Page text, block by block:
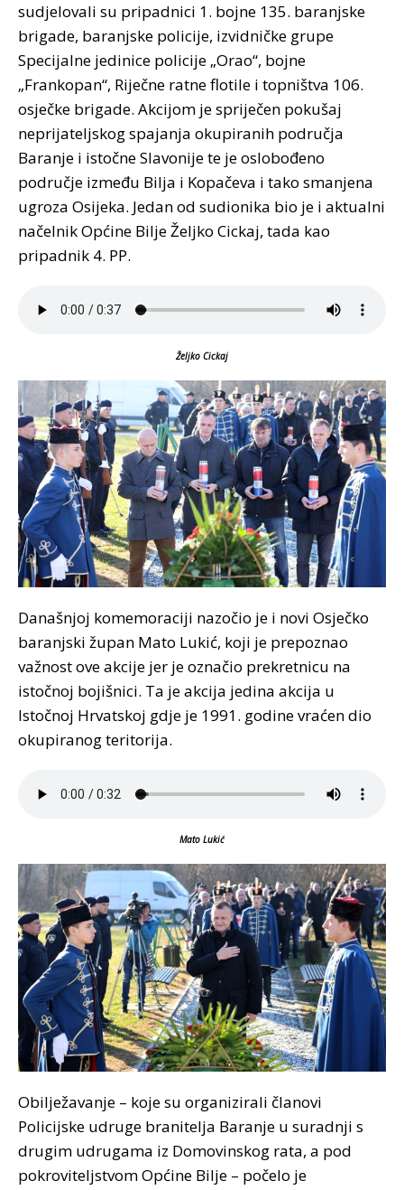
sudjelovali su pripadnici 1. bojne 135. baranjske
brigade, baranjske policije, izvidničke grupe
Specijalne jedinice policije „Orao“, bojne
„Frankopan“, Riječne ratne flotile i topništva 106.
osječke brigade. Akcijom je spriječen pokušaj
neprijateljskog spajanja okupiranih područja
Baranje i istočne Slavonije te je oslobođeno
područje između Bilja i Kopačeva i tako smanjena
ugroza Osijeka. Jedan od sudionika bio je i aktualni
načelnik Općine Bilje Željko Cickaj, tada kao
pripadnik 4. PP.
Željko Cickaj
Današnjoj komemoraciji nazočio je i novi Osječko
baranjski župan Mato Lukić, koji je prepoznao
važnost ove akcije jer je označio prekretnicu na
istočnoj bojišnici. Ta je akcija jedina akcija u
Istočnoj Hrvatskoj gdje je 1991. godine vraćen dio
okupiranog teritorija.
Mato Lukić
Obilježavanje – koje su organizirali članovi
Policijske udruge branitelja Baranje u suradnji s
drugim udrugama iz Domovinskog rata, a pod
pokroviteljstvom Općine Bilje – počelo je